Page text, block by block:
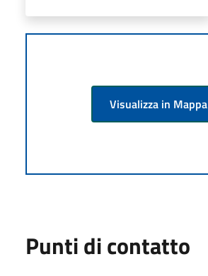
Visualizza in Mappa
Punti di contatto